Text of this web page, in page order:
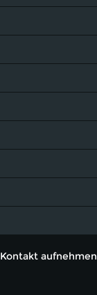
Kontakt aufnehmen